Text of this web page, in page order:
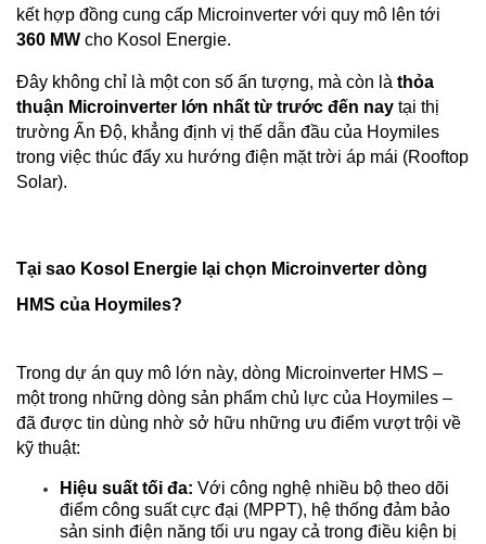
360 MW cho Kosol Energie.
Đây không chỉ là một con số ấn tượng, mà còn là thỏa
thuận Microinverter lớn nhất từ trước đến nay tại thị
trường Ấn Độ, khẳng định vị thế dẫn đầu của Hoymiles
trong việc thúc đẩy xu hướng điện mặt trời áp mái (Rooftop
Solar).
Tại sao Kosol Energie lại chọn Microinverter dòng
HMS của Hoymiles?
Trong dự án quy mô lớn này, dòng Microinverter HMS –
một trong những dòng sản phẩm chủ lực của Hoymiles –
đã được tin dùng nhờ sở hữu những ưu điểm vượt trội về
kỹ thuật:
Hiệu suất tối đa: Với công nghệ nhiều bộ theo dõi
điểm công suất cực đại (MPPT), hệ thống đảm bảo
sản sinh điện năng tối ưu ngay cả trong điều kiện bị